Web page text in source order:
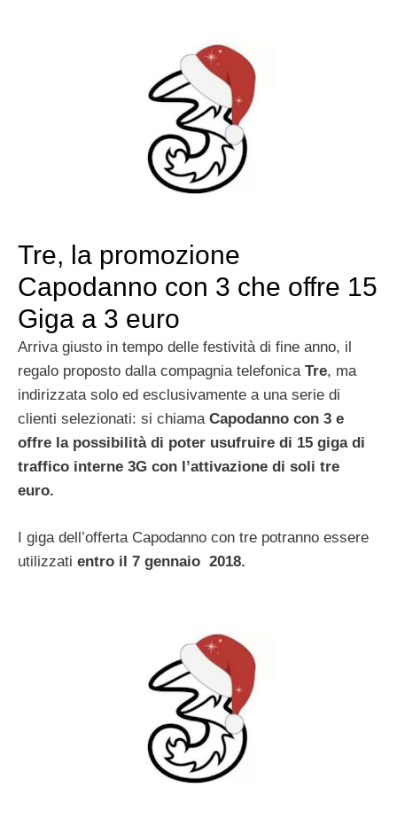
Tre, la promozione
Capodanno con 3 che offre 15
Giga a 3 euro
Arriva giusto in tempo delle festività di fine anno, il
regalo proposto dalla compagnia telefonica Tre, ma
indirizzata solo ed esclusivamente a una serie di
clienti selezionati: si chiama Capodanno con 3 e
offre la possibilità di poter usufruire di 15 giga di
traffico interne 3G con l’attivazione di soli tre
euro.
I giga dell’offerta Capodanno con tre potranno essere
utilizzati entro il 7 gennaio 2018.